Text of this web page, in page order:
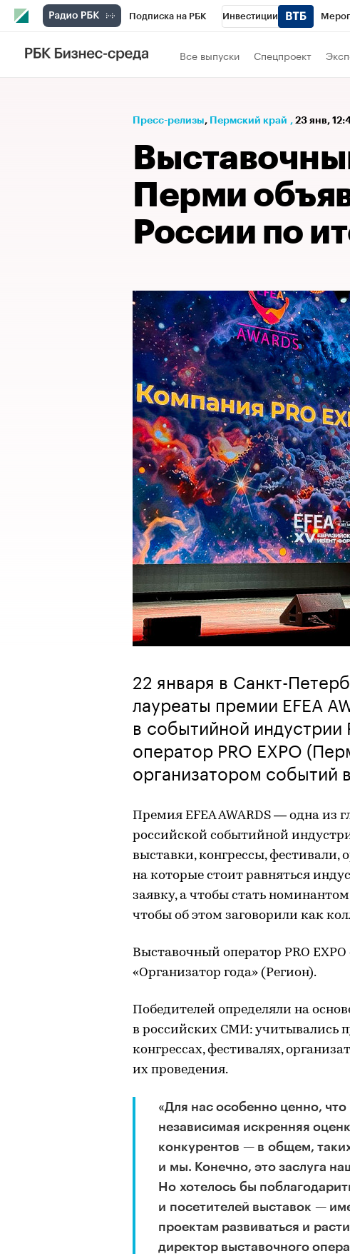
Подписка на РБК Инвестиции
Телеканал
Спецпроекты
Все выпуски Спецпроект
Пресс-релизы⁠, Пермский край , 23 янв,
Перми
России по
22 января в Санкт-
лауреаты премии EFEA
в событийной
оператор PRO EXPO
организатором событий
Премия EFEA AWARDS — одна из
российской событийной
выставки, конгрессы, фестивали,
на которые стоит равняться
заявку, а чтобы стать
чтобы об этом заговорили как
Выставочный оператор PRO
«Организатор года» (Регион).
Победителей определяли на
в российских СМИ: учитывались
конгрессах, фестивалях,
их проведения.
«Для нас особенно ценно,
независимая искренняя
конкурентов — в общем,
и мы. Конечно, это заслуга
Но хотелось бы
и посетителей выставок —
проектам развиваться и
директор выставочного